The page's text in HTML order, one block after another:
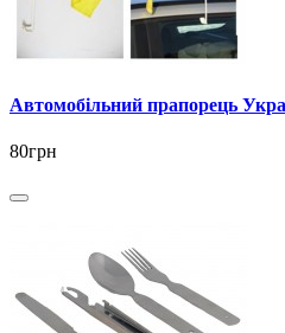
Автомобільний прапорець
80грн